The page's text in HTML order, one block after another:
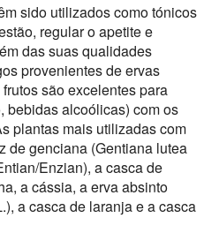
sido utilizados como tónicos
regular o apetite e
das suas qualidades
provenientes de ervas
são excelentes para
bebidas alcoólicas) com os
plantas mais utilizadas com
de genciana (Gentiana lutea
Enzian), a casca de
a cássia, a erva absinto
a casca de laranja e a casca